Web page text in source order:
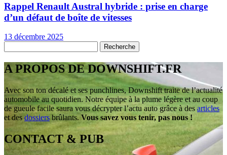
Rappel Renault Austral hybride : prise en charge
d’un défaut de boîte de vitesses
13 décembre 2025
A PROPOS DE DOWNSHIFT.FR
Avec son ton décalé et ses punchlines, Downshift traite de l’actualité
automobile au quotidien. Notre équipe à la plume légère et au coup
de gueule facile saura vous décrypter l’actu auto grâce à des articles
et des dossiers brûlants. Vous savez vous tenir, pas nous !
CONTACT & PUB